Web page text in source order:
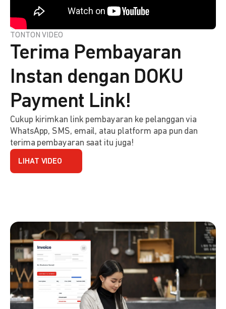
TONTON VIDEO
Terima Pembayaran
Instan dengan DOKU
Payment Link!
Cukup kirimkan link pembayaran ke pelanggan via
WhatsApp, SMS, email, atau platform apa pun dan
terima pembayaran saat itu juga!
LIHAT VIDEO